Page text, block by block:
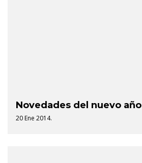
Novedades del nuevo año
20 Ene 2014.